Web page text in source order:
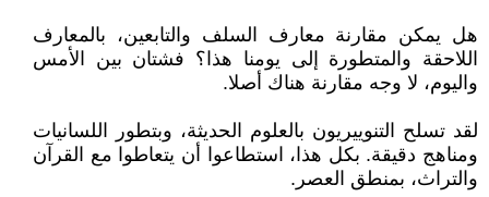
هل يمكن مقارنة معارف السلف والتابعين، بالمعارف
اللاحقة والمتطورة إلى يومنا هذا؟ فشتان بين الأمس
واليوم، لا وجه مقارنة هناك أصلا.
لقد تسلح التنوييريون بالعلوم الحديثة، وبتطور اللسانيات
ومناهج دقيقة. بكل هذا، استطاعوا أن يتعاطوا مع القرآن
والتراث، بمنطق العصر.